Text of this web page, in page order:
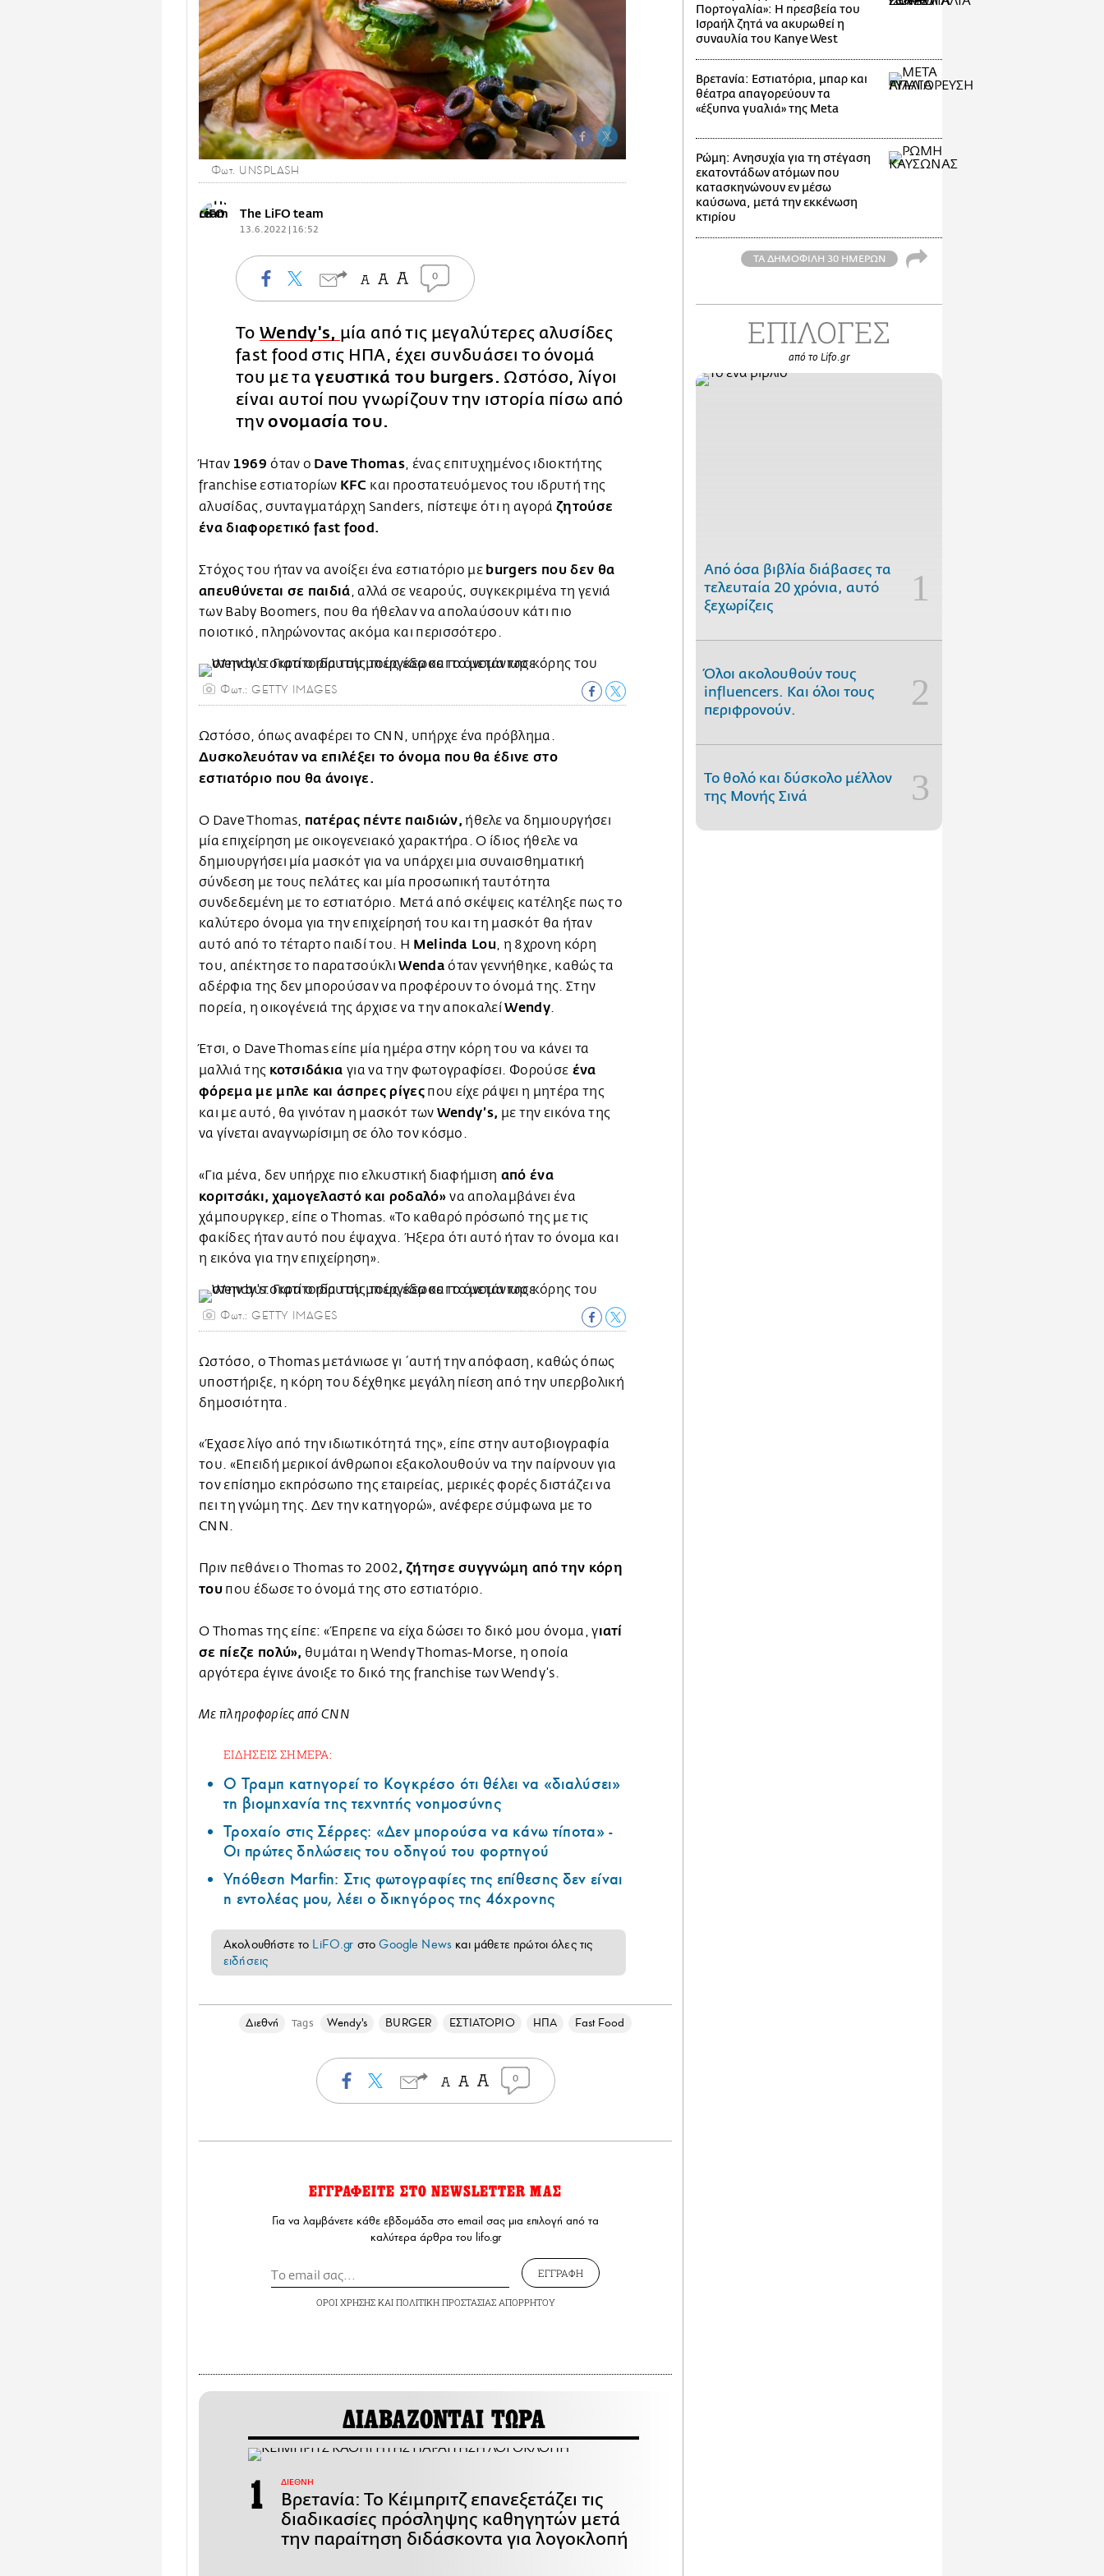
Φωτ. UNSPLASH
The LiFO team
13.6.2022 | 16:52
0
Το Wendy's, μία από τις μεγαλύτερες αλυσίδες
fast food στις ΗΠΑ, έχει συνδυάσει το όνομά
του με ταγευστικά του burgers. Ωστόσο, λίγοι
είναι αυτοί που γνωρίζουν την ιστορία πίσω από
την ονομασία του.
Ήταν 1969όταν ο Dave Thomas, ένας επιτυχημένος ιδιοκτήτης
franchise εστιατορίων KFC και προστατευόμενος του ιδρυτή της
αλυσίδας, συνταγματάρχη Sanders, πίστεψε ότι η αγορά ζητούσε
ένα διαφορετικό fast food.
Στόχος του ήταν να ανοίξει ένα εστιατόριο με burgers που δεν θα
απευθύνεται σε παιδιά, αλλά σε νεαρούς, συγκεκριμένα τη γενιά
των Baby Boomers, που θα ήθελαν να απολαύσουν κάτι πιο
ποιοτικό, πληρώνοντας ακόμα και περισσότερο.
Φωτ.: GETTY IMAGES
Ωστόσο, όπως αναφέρει το CNN, υπήρχε ένα πρόβλημα.
Δυσκολευόταν να επιλέξει το όνομα που θα έδινε στο
εστιατόριο που θα άνοιγε.
Ο Dave Thomas, πατέρας πέντε παιδιών, ήθελε να δημιουργήσει
μία επιχείρηση με οικογενειακό χαρακτήρα. Ο ίδιος ήθελε να
δημιουργήσει μία μασκότ για να υπάρχει μια συναισθηματική
σύνδεση με τους πελάτες και μία προσωπική ταυτότητα
συνδεδεμένη με το εστιατόριο. Μετά από σκέψεις κατέληξε πως το
καλύτερο όνομα για την επιχείρησή του και τη μασκότ θα ήταν
αυτό από το τέταρτο παιδί του. Η Melinda Lou, η 8χρονη κόρη
του, απέκτησε το παρατσούκλιWenda όταν γεννήθηκε, καθώς τα
αδέρφια της δεν μπορούσαν να προφέρουν το όνομά της. Στην
πορεία, η οικογένειά της άρχισε να την αποκαλείWendy.
Έτσι, ο Dave Thomas είπε μία ημέρα στην κόρη του να κάνει τα
μαλλιά της κοτσιδάκιαγια να την φωτογραφίσει. Φορούσε ένα
φόρεμα με μπλε και άσπρες ρίγεςπου είχε ράψει η μητέρα της
και με αυτό, θα γινόταν η μασκότ των Wendy’s, με την εικόνα της
να γίνεται αναγνωρίσιμη σε όλο τον κόσμο.
«Για μένα, δεν υπήρχε πιο ελκυστική διαφήμιση από ένα
κοριτσάκι, χαμογελαστό και ροδαλό»να απολαμβάνει ένα
χάμπουργκερ, είπε ο Thomas. «Το καθαρό πρόσωπό της με τις
φακίδες ήταν αυτό που έψαχνα. Ήξερα ότι αυτό ήταν το όνομα και
η εικόνα για την επιχείρηση».
Φωτ.: GETTY IMAGES
Ωστόσο, ο Thomas μετάνιωσε γι΄αυτή την απόφαση, καθώς όπως
υποστήριξε, η κόρη του δέχθηκε μεγάλη πίεση από την υπερβολική
δημοσιότητα.
«Έχασε λίγο από την ιδιωτικότητά της», είπε στην αυτοβιογραφία
του. «Επειδή μερικοί άνθρωποι εξακολουθούν να την παίρνουν για
τον επίσημο εκπρόσωπο της εταιρείας, μερικές φορές διστάζει να
πει τη γνώμη της. Δεν την κατηγορώ», ανέφερε σύμφωνα με το
CNN.
Πριν πεθάνει ο Thomas το 2002, ζήτησε συγγνώμη από την κόρη
τουπου έδωσε το όνομά της στο εστιατόριο.
Ο Thomas της είπε: «Έπρεπε να είχα δώσει το δικό μου όνομα, γιατί
σε πίεζε πολύ», θυμάται η Wendy Thomas-Morse, η οποία
αργότερα έγινε άνοιξε το δικό της franchise των Wendy’s.
Με πληροφορίες από CNN
ΕΙΔΗΣΕΙΣ ΣΗΜΕΡΑ:
Ο Τραμπ κατηγορεί το Κογκρέσο ότι θέλει να «διαλύσει»
τη βιομηχανία της τεχνητής νοημοσύνης
Τροχαίο στις Σέρρες: «Δεν μπορούσα να κάνω τίποτα» -
Οι πρώτες δηλώσεις του οδηγού του φορτηγού
Υπόθεση Marfin: Στις φωτογραφίες της επίθεσης δεν είναι
η εντολέας μου, λέει ο δικηγόρος της 46χρονης
Ακολουθήστε το LiFO.gr στοGoogle News και μάθετε πρώτοι όλες τις
ειδήσεις
Διεθνή Tags Wendy's BURGER ΕΣΤΙΑΤΟΡΙΟ ΗΠΑ Fast Food
0
ΕΓΓΡΑΦΕΙΤΕ ΣΤΟ NEWSLETTER ΜΑΣ
Για να λαμβάνετε κάθε εβδομάδα στο email σας μια επιλογή από τα
καλύτερα άρθρα του lifo.gr
ΕΓΓΡΑΦΗ
ΟΡΟΙ ΧΡΗΣΗΣΚΑΙ ΠΟΛΙΤΙΚΗ ΠΡΟΣΤΑΣΙΑΣ ΑΠΟΡΡΗΤΟΥ
ΔΙΑΒΑΖΟΝΤΑΙ ΤΩΡΑ
ΔΙΕΘΝΗ
Βρετανία: Το Κέιμπριτζ επανεξετάζει τις
διαδικασίες πρόσληψης καθηγητών μετά
την παραίτηση διδάσκοντα για λογοκλοπή
Πορτογαλία»: Η πρεσβεία του
Ισραήλ ζητά να ακυρωθεί η
συναυλία του Kanye West
Βρετανία: Εστιατόρια, μπαρ και
θέατρα απαγορεύουν τα
«έξυπνα γυαλιά» της Meta
Ρώμη: Ανησυχία για τη στέγαση
εκατοντάδων ατόμων που
κατασκηνώνουν εν μέσω
καύσωνα, μετά την εκκένωση
κτιρίου
ΤΑ ΔΗΜΟΦΙΛΗ 30 ΗΜΕΡΩΝ
ΕΠΙΛΟΓΕΣ
από το Lifo.gr
Από όσα βιβλία διάβασες τα
τελευταία 20 χρόνια, αυτό
ξεχωρίζεις
Όλοι ακολουθούν τους
influencers. Και όλοι τους
περιφρονούν.
Το θολό και δύσκολο μέλλον
της Μονής Σινά